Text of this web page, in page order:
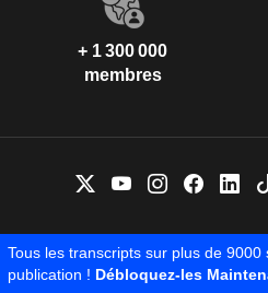
+ 1 300 000
membres
NOS EXPERTS À VOTRE
ÉCOUTE
Tous les transcripts sur plus de
publication ! Débloquez-les